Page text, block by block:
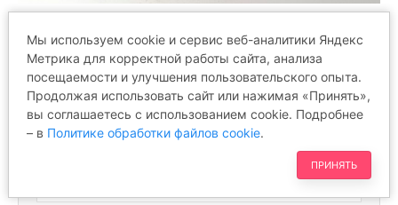
ОТЗЫВЫ
Мы используем cookie и сервис веб-аналитики Яндекс
Метрика для корректной работы сайта, анализа
посещаемости и улучшения пользовательского опыта.
Продолжая использовать сайт или нажимая «Принять»,
вы соглашаетесь с использованием cookie. Подробнее
– в Политике обработки файлов cookie.
ПРИНЯТЬ